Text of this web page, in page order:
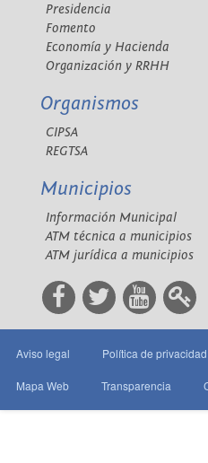
Presidencia
Fomento
Economía y Hacienda
Organización y RRHH
Organismos
CIPSA
REGTSA
Municipios
Información Municipal
ATM técnica a municipios
ATM jurídica a municipios
Aviso legal Política de privacidad
Mapa Web Transparencia